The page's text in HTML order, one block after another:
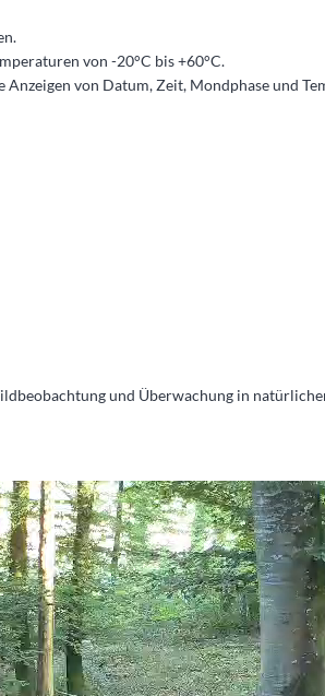
von -20°C bis +60°C​​.
von Datum, Zeit, Mondphase und
und Überwachung in